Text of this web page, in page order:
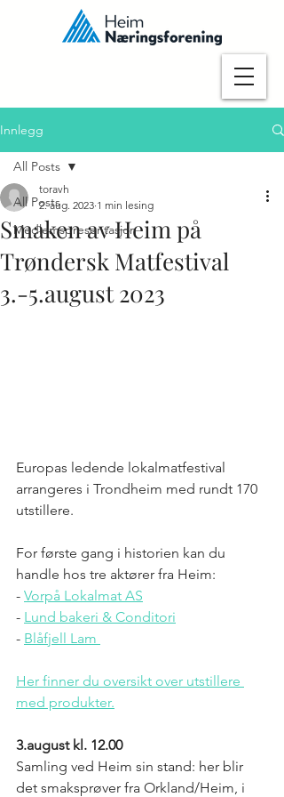
Innlegg
All Posts
Medlemspresentasjon
All Posts
Smaken av Heim på
Trøndersk Matfestival
3.-5.august 2023
toravh
2. aug. 2023 1 min lesing
Europas ledende lokalmatfestival
arrangeres i Trondheim med rundt 170
utstillere.
For første gang i historien kan du
handle hos tre aktører fra Heim:
- Vorpå Lokalmat AS
- Lund bakeri & Conditori
- Blåfjell Lam
Her finner du oversikt over utstillere
med produkter.
3.august kl. 12.00
Samling ved Heim sin stand: her blir
det smaksprøver fra Orkland/Heim, i